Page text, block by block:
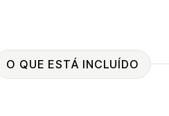
O QUE ESTÁ INCLUÍDO